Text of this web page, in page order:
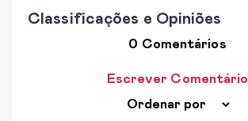
Classificações e Opiniões
0 Comentários
Escrever Comentário